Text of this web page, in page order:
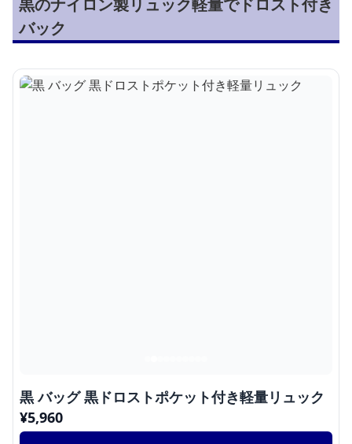
黒のナイロン製リュック軽量でドロスト付き
バック
黒 バッグ 黒ドロストポケット付き軽量リュック
¥5,960